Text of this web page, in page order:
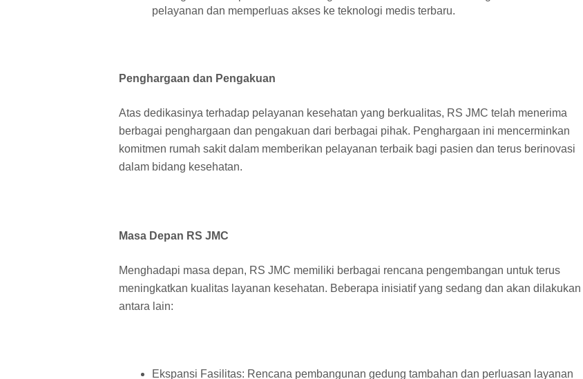
pelayanan dan memperluas akses ke teknologi medis terbaru.
Penghargaan dan Pengakuan
Atas dedikasinya terhadap pelayanan kesehatan yang berkualitas, RS JMC telah menerima
berbagai penghargaan dan pengakuan dari berbagai pihak. Penghargaan ini mencerminkan
komitmen rumah sakit dalam memberikan pelayanan terbaik bagi pasien dan terus berinovasi
dalam bidang kesehatan.
Masa Depan RS JMC
Menghadapi masa depan, RS JMC memiliki berbagai rencana pengembangan untuk terus
meningkatkan kualitas layanan kesehatan. Beberapa inisiatif yang sedang dan akan dilakukan
antara lain:
Ekspansi Fasilitas: Rencana pembangunan gedung tambahan dan perluasan layanan